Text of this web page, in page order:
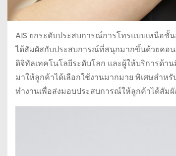
AIS ยกระดับประสบการณ์การโทรแบบเหนือชั้
ได้สัมผัสกับประสบการณ์ที่สนุกมากขึ้นด้วยคอน
ดิจิทัลเทคโนโลยีระดับโลก และผู้ให้บริการด้
มาให้ลูกค้าได้เลือกใช้งานมากมาย พิเศษสำหรั
ทำงานเพื่อส่งมอบประสบการณ์ให้ลูกค้าได้สัม